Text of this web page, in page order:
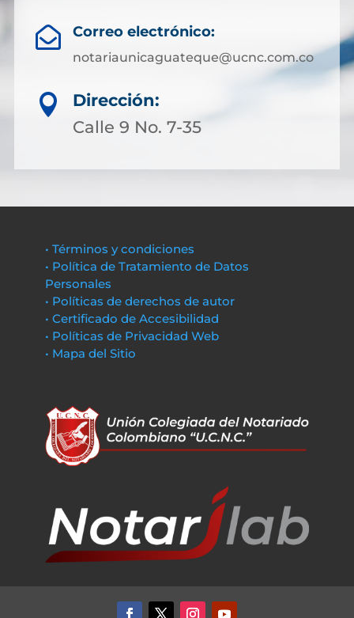
 Correo electrónico:
notariaunicaguateque@ucnc.com.co

Dirección:
Calle 9 No. 7-35
• Términos y condiciones
• Política de Tratamiento de Datos
Personales
• Políticas de derechos de autor
• Certificado de Accesibilidad
• Políticas de Privacidad Web
• Mapa del Sitio